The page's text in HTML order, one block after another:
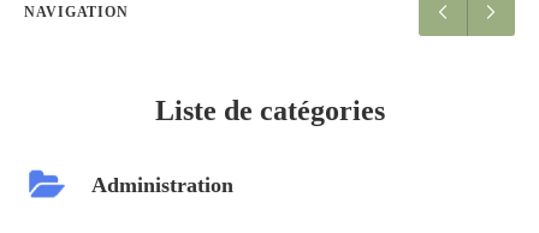
NAVIGATION
Liste de catégories
Administration